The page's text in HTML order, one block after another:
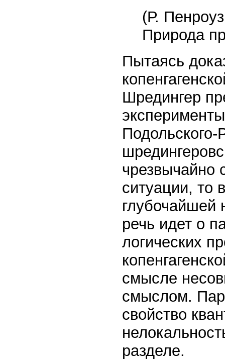
(Р.
Природа
Пытаясь
Шредингер
чрезвычайно
ситуации, то
глубочайшей
речь идет о
логических
смысле
смыслом.
свойство
разделе.